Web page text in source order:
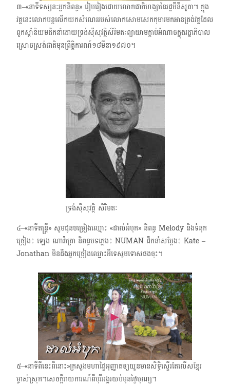
៣–«នាទីទស្សនៈអ្នកនិពន្ធ» ​រៀបរៀងដោយលោកជាតិហង្សានៃរដ្ឋមីនីសូតា។​ ក្នុង
វគ្គនេះលោកបន្តលើកយកសំណេររបស់លោក​សោម​សេកកុមារ​មកអានត្រង់វគ្គដែល
ពួកស្ដាំនិយមដឹកនាំដោយទ្រង់ស៊ីសុវត្ថិ​សិរិមតៈព្យាយាមក្ដាប់អំណាចក្នុងរដ្ឋាភិបាល
ស្រោចស្រង់ជាតិមុនព្រឹត្តិការណ៍​១៨​មីនា​១៩៧០។
ទ្រង់ស៊ីសុវត្ថិ សិរិមតៈ
៤–«នាទីតន្ត្រី»​ សូមជូនចម្រៀងឈ្មោះ «ដាល់អំបុក» និពន្ធ Melody និងទំនុក
ច្រៀង៖ ឡេង ណាវ៉ាត្រា និពន្ធបទភ្លេង៖ NUMAN ដឹកនាំសម្តែង៖ Kate –
Jonathan មិនដឹងអ្នកច្រៀងឈ្មោះអីទេសូមទោសផងចុះ។
៥–«នាទីពីនេះពីនោះ»​​ក្រសួងមហាផ្ទៃអុញ្ញាតឲ្យយួនមានសិទ្ធិស្ទើរតែលើសខ្មែរ
ម្ចាស់ស្រុក។​​សេចក្ដីរាយការណ៍ពីបុរីអង្គរ​យប់មុនថ្ងៃបុណ្យ។